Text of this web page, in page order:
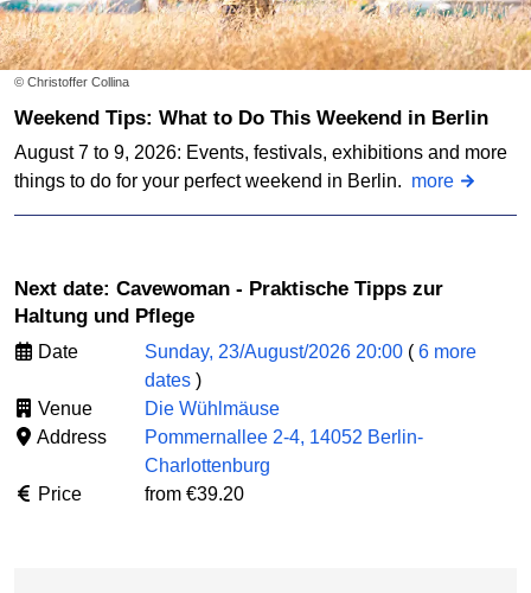
© Christoffer Collina
Weekend Tips: What to Do This Weekend in Berlin
August 7 to 9, 2026: Events, festivals, exhibitions and more
things to do for your perfect weekend in Berlin. more
Next date: Cavewoman - Praktische Tipps zur
Haltung und Pflege
Date Sunday, 23/August/2026 20:00 ( 6 more
dates )
Venue
Die Wühlmäuse
Address
Pommernallee 2-4, 14052 Berlin-
Charlottenburg
Price
from €39.20